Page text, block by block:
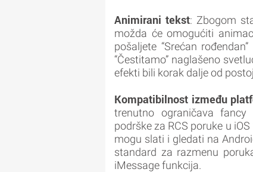
Animirani tekst: Zbogom
možda će omogućiti
pošaljete “Srećan
“Čestitamo” naglašeno
efekti bili korak dalje od
Kompatibilnost između
trenutno ograničava fancy
podrške za RCS poruke u
mogu slati i gledati na
standard za razmenu
iMessage funkcija.